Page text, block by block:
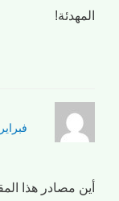
المهدئة!
فبراير 21, 2023 الساعة
أين مصادر هذا